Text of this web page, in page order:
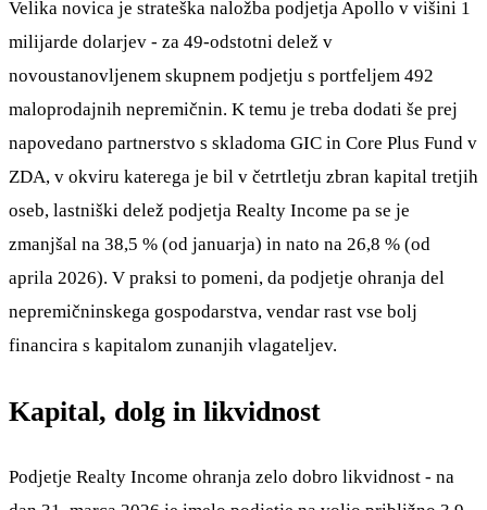
Velika novica je strateška naložba podjetja Apollo v višini 1
milijarde dolarjev - za 49-odstotni delež v
novoustanovljenem skupnem podjetju s portfeljem 492
maloprodajnih nepremičnin. K temu je treba dodati še prej
napovedano partnerstvo s skladoma GIC in Core Plus Fund v
ZDA, v okviru katerega je bil v četrtletju zbran kapital tretjih
oseb, lastniški delež podjetja Realty Income pa se je
zmanjšal na 38,5 % (od januarja) in nato na 26,8 % (od
aprila 2026). V praksi to pomeni, da podjetje ohranja del
nepremičninskega gospodarstva, vendar rast vse bolj
financira s kapitalom zunanjih vlagateljev.
Kapital, dolg in likvidnost
Podjetje Realty Income ohranja zelo dobro likvidnost - na